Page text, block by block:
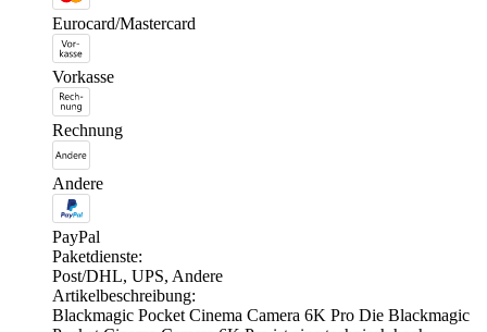
Eurocard/Mastercard
Vorkasse
Rechnung
Andere
PayPal
Paketdienste:
Post/DHL, UPS, Andere
Artikelbeschreibung:
Blackmagic Pocket Cinema Camera 6K Pro Die Blackmagic